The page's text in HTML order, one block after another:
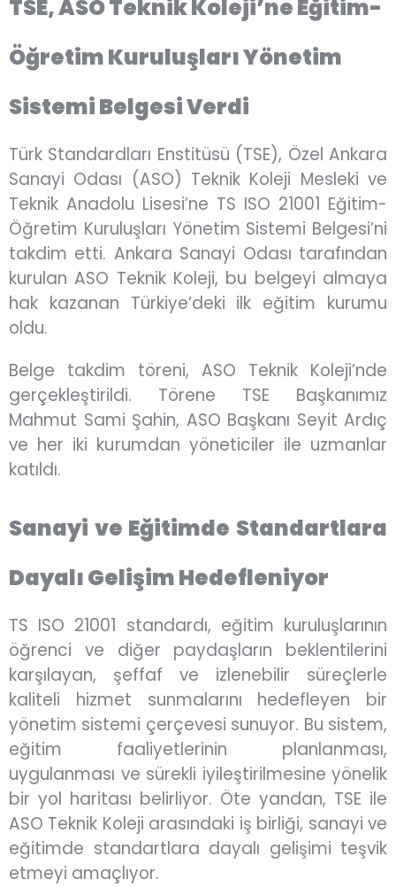
TSE, ASO Teknik Koleji’ne Eğitim-
Öğretim Kuruluşları Yönetim
Sistemi Belgesi Verdi
Türk Standardları Enstitüsü (TSE), Özel Ankara
Sanayi Odası (ASO) Teknik Koleji Mesleki ve
Teknik Anadolu Lisesi’ne TS ISO 21001 Eğitim-
Öğretim Kuruluşları Yönetim Sistemi Belgesi’ni
takdim etti. Ankara Sanayi Odası tarafından
kurulan ASO Teknik Koleji, bu belgeyi almaya
hak kazanan Türkiye’deki ilk eğitim kurumu
oldu.
Belge takdim töreni, ASO Teknik Koleji’nde
gerçekleştirildi. Törene TSE Başkanımız
Mahmut Sami Şahin, ASO Başkanı Seyit Ardıç
ve her iki kurumdan yöneticiler ile uzmanlar
katıldı.
Sanayi ve Eğitimde Standartlara
Dayalı Gelişim Hedefleniyor
TS ISO 21001 standardı, eğitim kuruluşlarının
öğrenci ve diğer paydaşların beklentilerini
karşılayan, şeffaf ve izlenebilir süreçlerle
kaliteli hizmet sunmalarını hedefleyen bir
yönetim sistemi çerçevesi sunuyor. Bu sistem,
eğitim faaliyetlerinin planlanması,
uygulanması ve sürekli iyileştirilmesine yönelik
bir yol haritası belirliyor. Öte yandan, TSE ile
ASO Teknik Koleji arasındaki iş birliği, sanayi ve
eğitimde standartlara dayalı gelişimi teşvik
etmeyi amaçlıyor.